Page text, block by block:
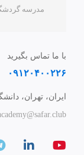
مدرسه
با ما تماس بگیرید
۰۹۱۲۰۴۰۰۲۲۶
ایران، تهران،